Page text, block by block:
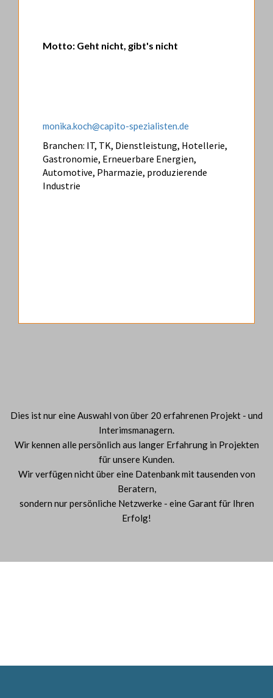
Motto: Geht nicht, gibt's nicht
monika.koch@capito-spezialisten.de
Branchen: IT, TK, Dienstleistung, Hotellerie,
Gastronomie, Erneuerbare Energien,
Automotive, Pharmazie, produzierende
Industrie
Dies ist nur eine Auswahl von über 20 erfahrenen Projekt - und
Interimsmanagern.
Wir kennen alle persönlich aus langer Erfahrung in Projekten
für unsere Kunden.
Wir verfügen nicht über eine Datenbank mit tausenden von
Beratern,
sondern nur persönliche Netzwerke - eine Garant für Ihren
Erfolg!